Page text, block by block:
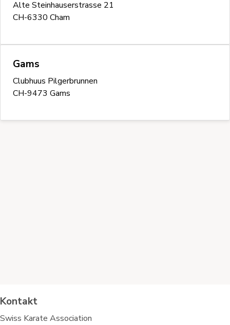
Alte Steinhauserstrasse 21
CH-6330 Cham
Gams
Clubhuus Pilgerbrunnen
CH-9473 Gams
Kontakt
Swiss Karate Association